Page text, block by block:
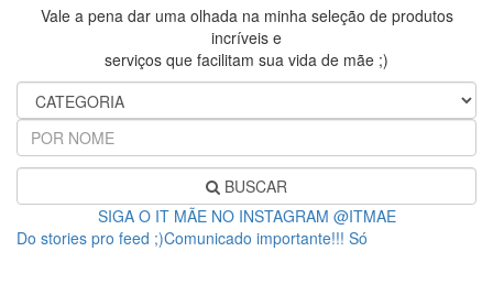
Vale a pena dar uma olhada na minha seleção de produtos
incríveis e
serviços que facilitam sua vida de mãe ;)
BUSCAR
SIGA O IT MÃE NO INSTAGRAM @ITMAE
Do stories pro feed ;)Comunicado importante!!! Só